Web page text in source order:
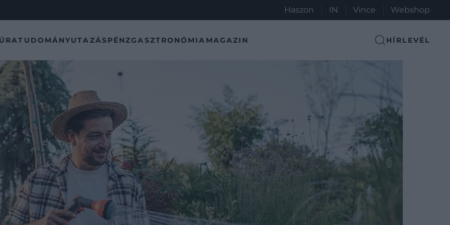
Haszon IN Vince Webshop
TUDOMÁNYUTAZÁSPÉNZGASZTRONÓMIA MAGAZIN HÍRLEVÉL